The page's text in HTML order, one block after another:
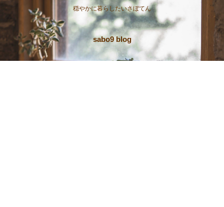
穏やかに暮らしたいさぼてん
sabo9 blog